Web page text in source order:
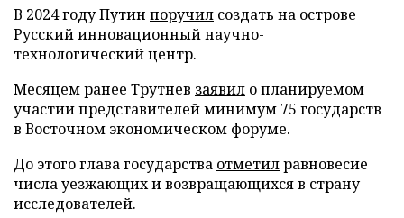
В 2024 году Путин поручил создать на острове
Русский инновационный научно-
технологический центр.
Месяцем ранее Трутнев заявил о планируемом
участии представителей минимум 75 государств
в Восточном экономическом форуме.
До этого глава государства отметилравновесие
числа уезжающих и возвращающихся в страну
исследователей.